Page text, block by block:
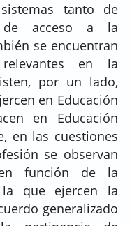
tanto de
de acceso a la
se encuentran
relevantes en la
por un lado,
en Educación
en Educación
en las cuestiones
se observan
en función de la
que ejercen la
generalizado